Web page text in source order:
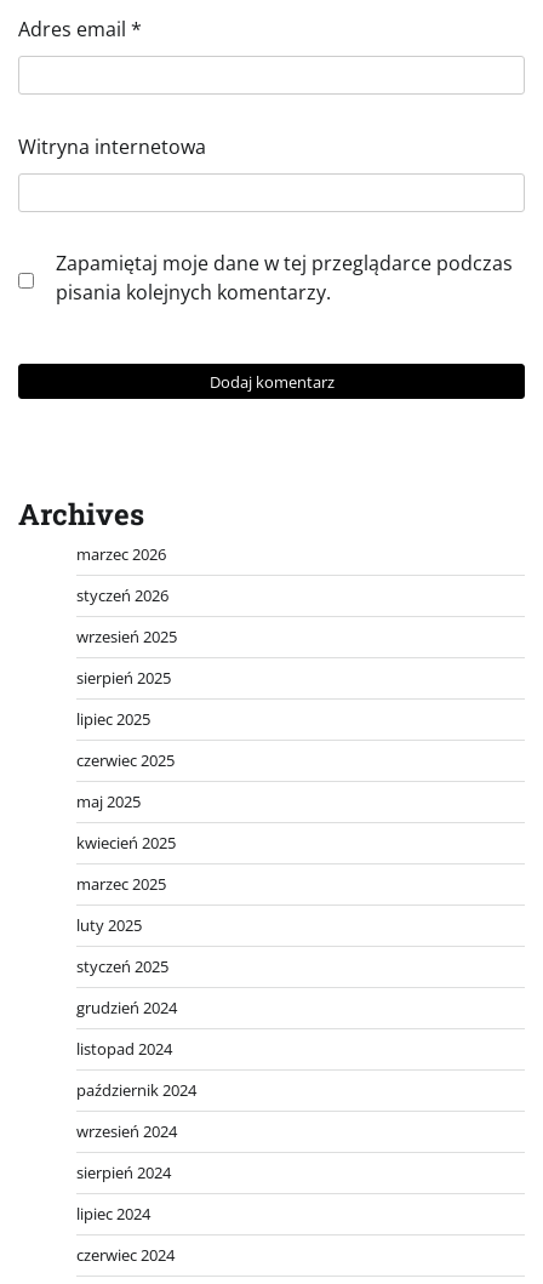
Adres email *
Witryna internetowa
Zapamiętaj moje dane w tej przeglądarce podczas
pisania kolejnych komentarzy.
Archives
marzec 2026
styczeń 2026
wrzesień 2025
sierpień 2025
lipiec 2025
czerwiec 2025
maj 2025
kwiecień 2025
marzec 2025
luty 2025
styczeń 2025
grudzień 2024
listopad 2024
październik 2024
wrzesień 2024
sierpień 2024
lipiec 2024
czerwiec 2024